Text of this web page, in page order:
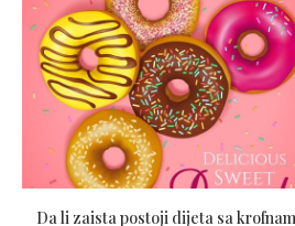
Da li zaista postoji dijeta sa